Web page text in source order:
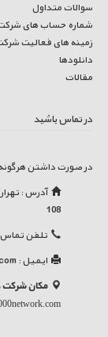
سوالات متداول
شماره حساب های
زمینه های فعالیت
دانلودها
مقالات
در تماس باشید
در صورت داشتن
108
تلفن تماس : 88304650 - (داخلی 102) 42780
ایمیل :
مکان